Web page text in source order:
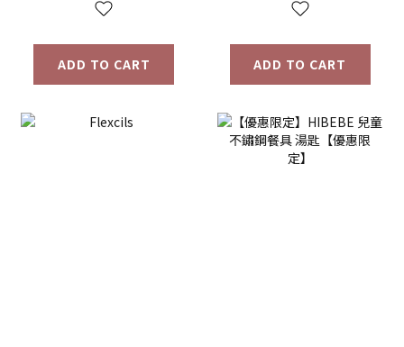
ADD TO CART ADD TO CART